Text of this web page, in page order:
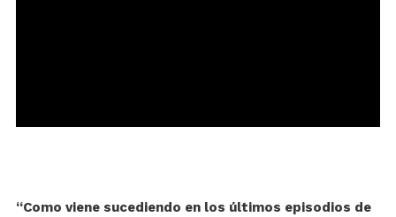
“Como viene sucediendo en los últimos episodios de